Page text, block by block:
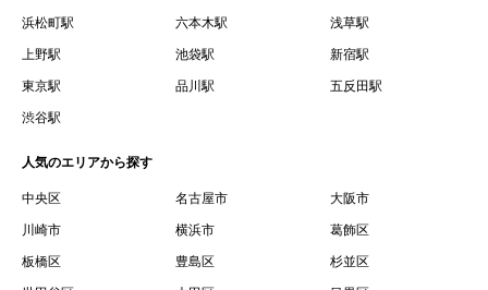
浜松町駅 六本木駅 浅草駅
上野駅 池袋駅 新宿駅
東京駅 品川駅 五反田駅
渋谷駅
人気のエリアから探す
中央区 名古屋市 大阪市
川崎市 横浜市 葛飾区
板橋区 豊島区 杉並区